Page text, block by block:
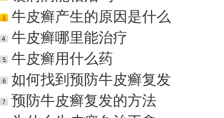
牛皮癣产生的原因是什么
牛皮癣哪里能治疗
牛皮癣用什么药
如何找到预防牛皮癣复发
预防牛皮癣复发的方法